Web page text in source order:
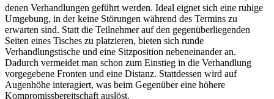
denen Verhandlungen geführt werden. Ideal eignet sich eine ruhige
Umgebung, in der keine Störungen während des Termins zu
erwarten sind. Statt die Teilnehmer auf den gegenüberliegenden
Seiten eines Tisches zu platzieren, bieten sich runde
Verhandlungstische und eine Sitzposition nebeneinander an.
Dadurch vermeidet man schon zum Einstieg in die Verhandlung
vorgegebene Fronten und eine Distanz. Stattdessen wird auf
Augenhöhe interagiert, was beim Gegenüber eine höhere
Kompromissbereitschaft auslöst.